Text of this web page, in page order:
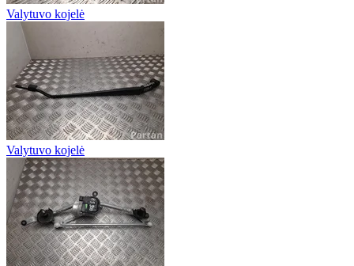
Valytuvo kojelė
Valytuvo kojelė